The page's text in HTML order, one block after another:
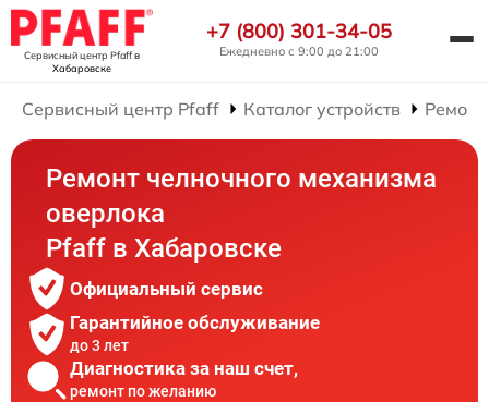
Сервисный центр Pfaffв
Хабаровске
+7 (800) 301-34-05
Ежедневно с 9:00 до 21:00
Сервисный центр Pfaff Каталог устройств
Ремонт челночного механизма
оверлока
Pfaff в Хабаровске
Официальный сервис
Гарантийное обслуживание
до 3 лет
Диагностика за наш счет,
ремонт по желанию